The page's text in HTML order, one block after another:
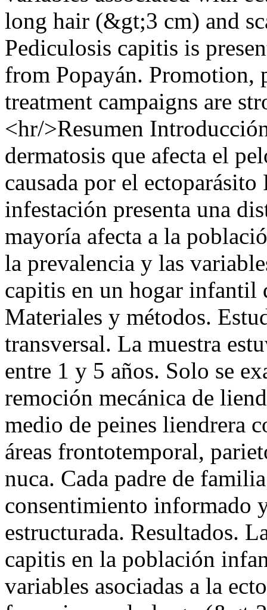
long hair (&gt;3 cm) and
Pediculosis capitis is
from Popayán. Promotion,
treatment campaigns are
<hr/>Resumen
dermatosis que afecta el
causada por el
infestación presenta una
mayoría afecta a la
la prevalencia y las
capitis en un hogar infantil
Materiales y métodos.
transversal. La muestra
entre 1 y 5 años. Solo se
remoción mecánica de
medio de peines liendrera
áreas frontotemporal,
nuca. Cada padre de
consentimiento informado
estructurada. Resultados.
capitis en la población
variables asociadas a la